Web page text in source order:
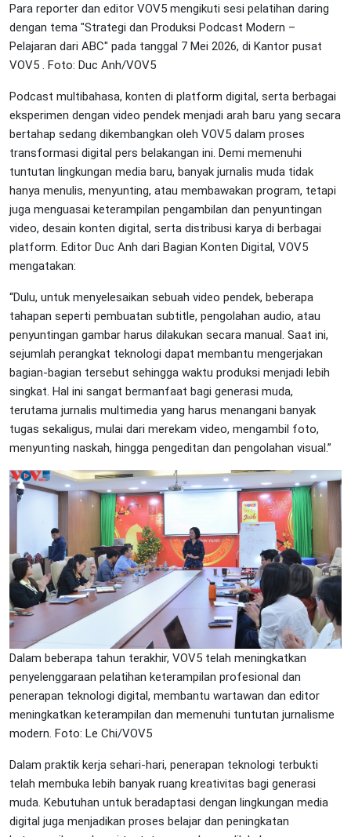
Para reporter dan editor VOV5 mengikuti sesi pelatihan daring
dengan tema "Strategi dan Produksi Podcast Modern –
Pelajaran dari ABC" pada tanggal 7 Mei 2026, di Kantor pusat
VOV5 . Foto: Duc Anh/VOV5
Podcast multibahasa, konten di platform digital, serta berbagai
eksperimen dengan video pendek menjadi arah baru yang secara
bertahap sedang dikembangkan oleh VOV5 dalam proses
transformasi digital pers belakangan ini. Demi memenuhi
tuntutan lingkungan media baru, banyak jurnalis muda tidak
hanya menulis, menyunting, atau membawakan program, tetapi
juga menguasai keterampilan pengambilan dan penyuntingan
video, desain konten digital, serta distribusi karya di berbagai
platform. Editor Duc Anh dari Bagian Konten Digital, VOV5
mengatakan:
“Dulu, untuk menyelesaikan sebuah video pendek, beberapa
tahapan seperti pembuatan subtitle, pengolahan audio, atau
penyuntingan gambar harus dilakukan secara manual. Saat ini,
sejumlah perangkat teknologi dapat membantu mengerjakan
bagian-bagian tersebut sehingga waktu produksi menjadi lebih
singkat. Hal ini sangat bermanfaat bagi generasi muda,
terutama jurnalis multimedia yang harus menangani banyak
tugas sekaligus, mulai dari merekam video, mengambil foto,
menyunting naskah, hingga pengeditan dan pengolahan visual.”
Dalam beberapa tahun terakhir, VOV5 telah meningkatkan
penyelenggaraan pelatihan keterampilan profesional dan
penerapan teknologi digital, membantu wartawan dan editor
meningkatkan keterampilan dan memenuhi tuntutan jurnalisme
modern. Foto: Le Chi/VOV5
Dalam praktik kerja sehari-hari, penerapan teknologi terbukti
telah membuka lebih banyak ruang kreativitas bagi generasi
muda. Kebutuhan untuk beradaptasi dengan lingkungan media
digital juga menjadikan proses belajar dan peningkatan